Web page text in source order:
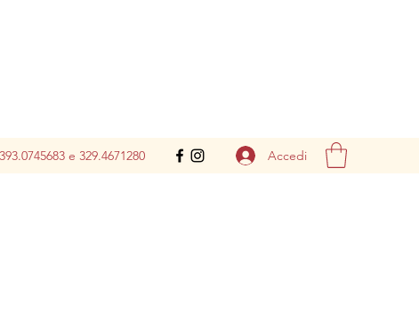
393.0745683 e 329.4671280 Accedi